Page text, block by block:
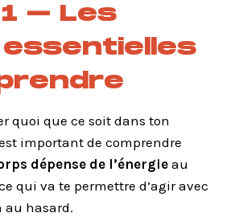
– Les
quoi que ce soit dans ton
important de comprendre
dépense de l’énergie au
qui va te permettre d’agir avec
au hasard.